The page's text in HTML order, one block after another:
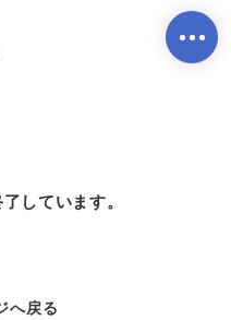
内
しています。
へ戻る